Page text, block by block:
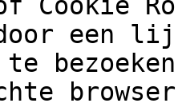
een